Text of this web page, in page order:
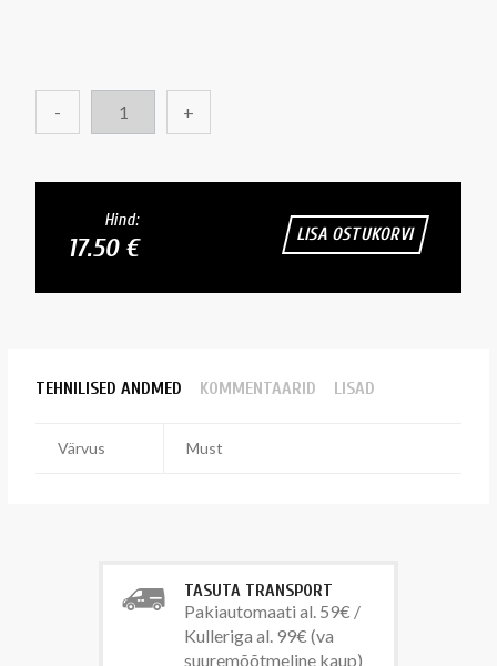
- +
Hind:
17.50 € LISA OSTUKORVI
TEHNILISED ANDMED KOMMENTAARID LISAD
Värvus Must
TASUTA TRANSPORT
Pakiautomaati al. 59€ /
Kulleriga al. 99€ (va
suuremõõtmeline kaup)